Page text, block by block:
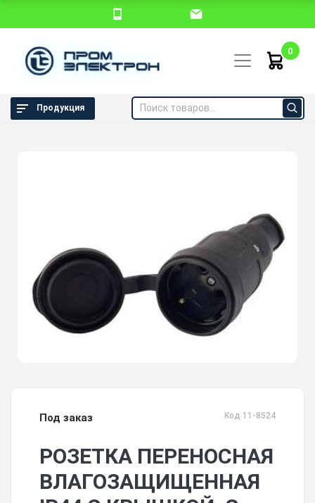
0
Продукция
Под заказ Код 11-8524
РОЗЕТКА ПЕРЕНОСНАЯ
ВЛАГОЗАЩИЩЕННАЯ